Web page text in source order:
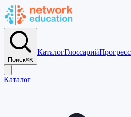
Поиск⌘K
КаталогГлоссарийПрогресс
Каталог